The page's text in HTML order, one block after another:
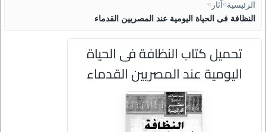
الرئيسية> آثار >
النظافة فى الحياة اليومية عند المصريين القدماء
تحميل كتاب النظافة فى الحياة
اليومية عند المصريين القدماء